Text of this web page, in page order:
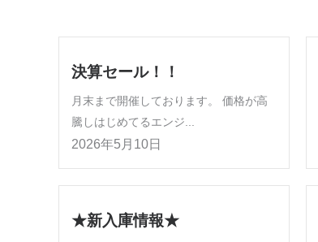
決算セール！！
月末まで開催しております。 価格が高
騰しはじめてるエンジ...
2026年5月10日
★新入庫情報★